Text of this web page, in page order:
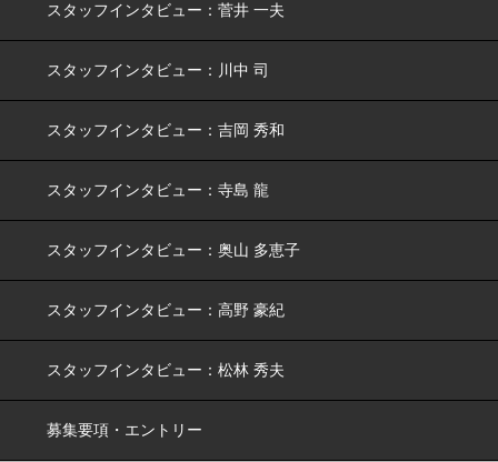
スタッフインタビュー：菅井 一夫
スタッフインタビュー：川中 司
スタッフインタビュー：吉岡 秀和
スタッフインタビュー：寺島 龍
スタッフインタビュー：奥山 多恵子
スタッフインタビュー：高野 豪紀
スタッフインタビュー：松林 秀夫
募集要項・エントリー